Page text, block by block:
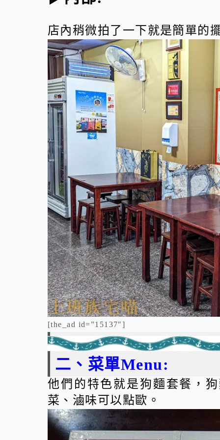
店內稍微拍了一下就是簡單的
[the_ad id=”15137″]
二、菜單Menu:
他們的特色就是狗麵套餐，
菜、滷味可以點歐。